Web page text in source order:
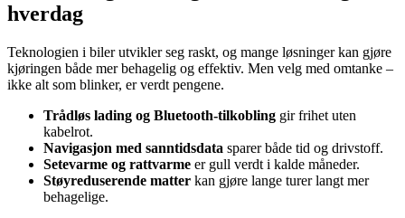
hverdag
Teknologien i biler utvikler seg raskt, og mange løsninger kan gjøre
kjøringen både mer behagelig og effektiv. Men velg med omtanke –
ikke alt som blinker, er verdt pengene.
Trådløs lading og Bluetooth-tilkobling gir frihet uten
kabelrot.
Navigasjon med sanntidsdata sparer både tid og drivstoff.
Setevarme og rattvarme er gull verdt i kalde måneder.
Støyreduserende matter kan gjøre lange turer langt mer
behagelige.